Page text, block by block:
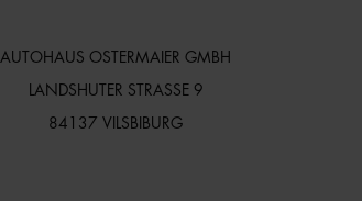
AUTOHAUS OSTERMAIER GMBH
LANDSHUTER STRASSE 9
84137 VILSBIBURG